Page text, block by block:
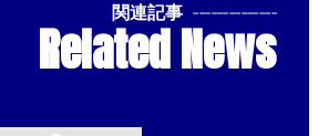
関連記事 --------------
Related News